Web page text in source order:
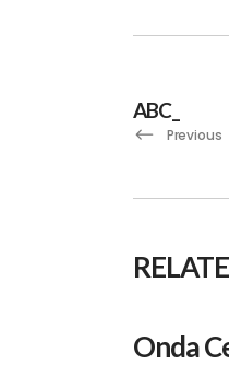
ABC_
Previous
Onda